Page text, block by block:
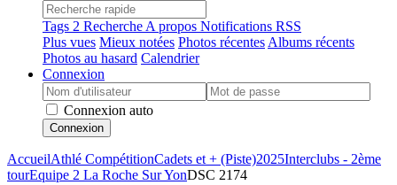
Tags 2 Recherche A propos Notifications RSS
Plus vues Mieux notées Photos récentes Albums récents
Photos au hasard Calendrier
Connexion
Connexion auto
Connexion
AccueilAthlé CompétitionCadets et + (Piste)2025Interclubs - 2ème
tourEquipe 2 La Roche Sur YonDSC 2174